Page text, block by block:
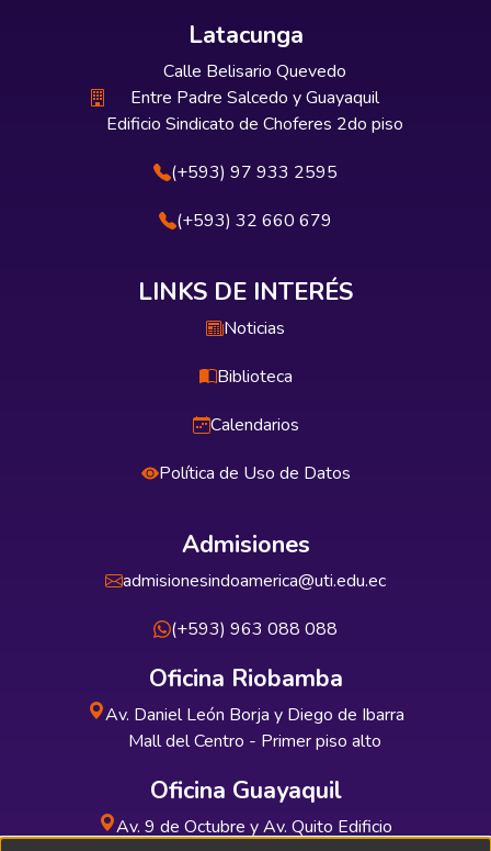
Latacunga
Calle Belisario Quevedo
Entre Padre Salcedo y Guayaquil
Edificio Sindicato de Choferes 2do piso
(+593) 97 933 2595
(+593) 32 660 679
LINKS DE INTERÉS
Noticias
Biblioteca
Calendarios
Política de Uso de Datos
Admisiones
admisionesindoamerica@uti.edu.ec
(+593) 963 088 088
Oficina Riobamba
Av. Daniel León Borja y Diego de Ibarra
Mall del Centro - Primer piso alto
Oficina Guayaquil
Av. 9 de Octubre y Av. Quito Edificio